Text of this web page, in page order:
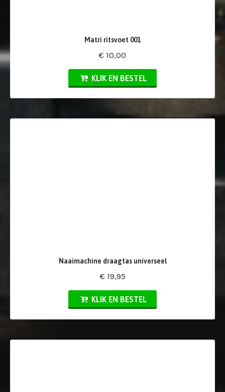
Matri ritsvoet 001
€ 10,00
KLIK EN BESTEL
Naaimachine draagtas universeel
€ 19,95
KLIK EN BESTEL